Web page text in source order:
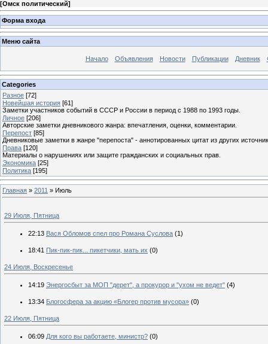
[Омск политический]
Форма входа
Меню сайта
Начало Объявления Новости Публикации Дневник
Categories
Разное [72]
Новейшая история [61]
Заметки участников событий в СССР и России в период с 1988 по 1993 годы.
Личное [206]
Авторские заметки дневникового жанра: впечатления, оценки, комментарии.
Перепост [85]
Дневниковые заметки в жанре "перепоста" - аннотированных цитат из других
Права [120]
Материалы о нарушениях или защите гражданских и социальных прав.
Экономика [25]
Политика [195]
Главная » 2011 » Июль
29 Июля, Пятница
22:13 Вася Обломов спел про Романа Суслова (1)
18:41 Пик-пик-пик... пикетчики, мать их (0)
24 Июля, Воскресенье
14:19 Энергосбыт за МОП "дерет", а прокурор и "ухом не ведет" (4)
13:34 Блогосфера за акцию «Блогер против мусора» (0)
22 Июля, Пятница
06:09 Для кого вы работаете, министр? (0)